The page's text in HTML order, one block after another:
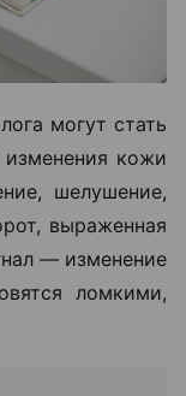
могут стать
кожи
шелушение,
выраженная
— изменение
ломкими,